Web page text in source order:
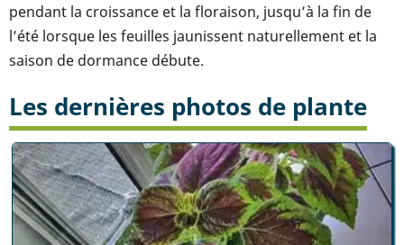
pendant la croissance et la floraison, jusqu’à la fin de
l’été lorsque les feuilles jaunissent naturellement et la
saison de dormance débute.
Les dernières photos de plante